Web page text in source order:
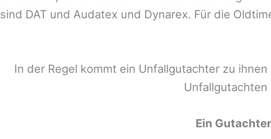
sind DAT und Audatex und Dynarex. Für die
In der Regel kommt ein Unfallgutachter zu
Ein